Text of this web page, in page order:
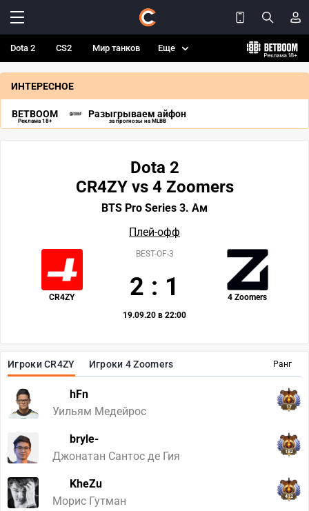
Dota 2 CS2 Мир танков Еще
ИНТЕРЕСНОЕ
BETBOOM
Реклама 18+
Разыгрываем айфон
за прогнозы на MLBB
Ранг
Игроки CR4ZY Игроки 4 Zoomers
hFn
Уильям Медейрос
17
bryle-
Джонатан Сантос де Гия
182
KheZu
Морис Гутман
412
Dota 2
CR4ZY vs 4 Zoomers
BTS Pro Series 3. Ам
Плей-офф
CR4ZY 4 Zoomers
BEST-OF-3
2 : 1
19.09.20 в 22:00